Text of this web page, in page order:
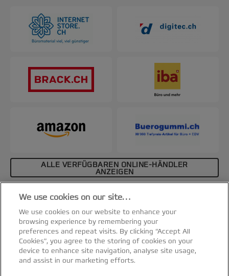
ALLE VERFÜGBAREN ONLINE-HÄNDLER
ANZEIGEN
Spezifikationen & Merkmale
We use cookies on our site…
We use cookies on our website to enhance your
browsing experience by remembering your
preferences and repeat visits. By clicking “Accept All
Cookies”, you agree to the storing of cookies on your
device to enhance site navigation, analyse site usage,
and assist in our marketing efforts.